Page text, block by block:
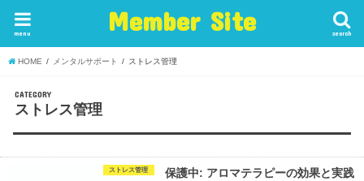
Member Site search
menu
HOME メンタルサポート ストレス管理
CATEGORY
ストレス管理
ストレス管理
保護中: アロマテラピーの効果と実践